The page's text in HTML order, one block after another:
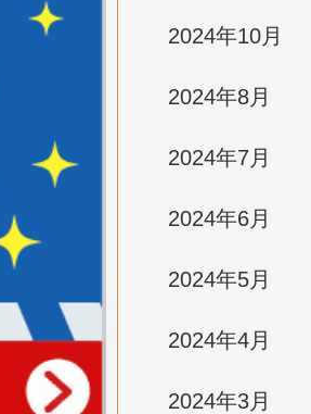
2024年10月
2024年8月
2024年7月
2024年6月
2024年5月
2024年4月
2024年3月